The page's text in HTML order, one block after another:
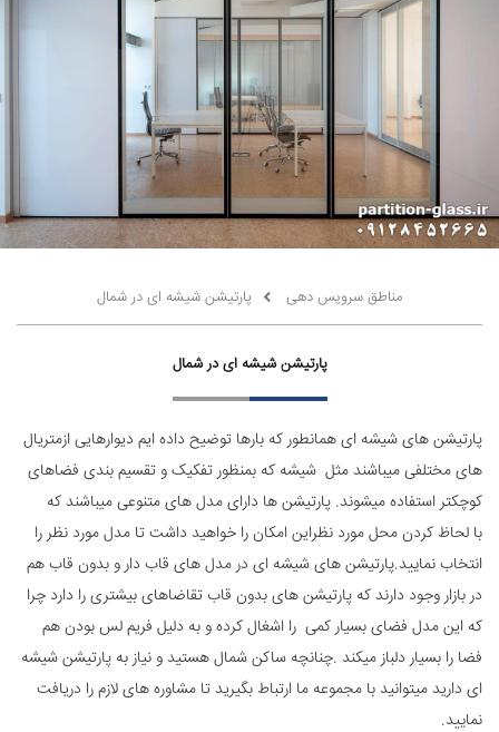
مناطق سرویس دهی پارتیشن شیشه ای در شمال
پارتیشن شیشه ای در شمال
پارتیشن های شیشه ای همانطور که بارها توضیح داده ایم دیوارهایی ازمتریال
های مختلفی میباشند مثل شیشه که بمنظور تفکیک و تقسیم بندی فضاهای
کوچکتر استفاده میشوند. پارتیشن ها دارای مدل های متنوعی میباشند که
با لحاظ کردن محل مورد نظراین امکان را خواهید داشت تا مدل مورد نظر را
انتخاب نمایید.پارتیشن های شیشه ای در مدل های قاب دار و بدون قاب هم
در بازار وجود دارند که پارتیشن های بدون قاب تقاضاهای بیشتری را دارد چرا
که این مدل فضای بسیار کمی را اشغال کرده و به دلیل فریم لس بودن هم
فضا را بسیار دلباز میکند .چنانچه ساکن شمال هستید و نیاز به پارتیشن شیشه
ای دارید میتوانید با مجموعه ما ارتباط بگیرید تا مشاوره های لازم را دریافت
نمایید.